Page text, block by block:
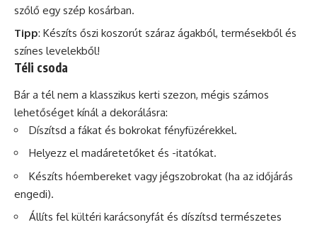
szőlő egy szép kosárban.
Tipp: Készíts őszi koszorút száraz ágakból, termésekből és
színes levelekből!
Téli csoda
Bár a tél nem a klasszikus kerti szezon, mégis számos
lehetőséget kínál a dekorálásra:
Díszítsd a fákat és bokrokat fényfüzérekkel.
Helyezz el madáretetőket és -itatókat.
Készíts hóembereket vagy jégszobrokat (ha az időjárás
engedi).
Állíts fel kültéri karácsonyfát és díszítsd természetes